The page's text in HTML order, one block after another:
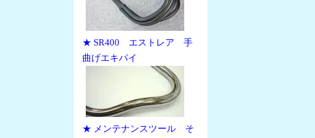
★ SR400 エストレア 手
曲げエキパイ
★ メンテナンスツール そ